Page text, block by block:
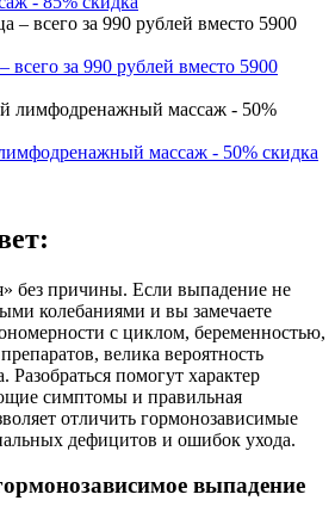
за 990 рублей вместо 5900
массаж - 50% скидка
без причины. Если выпадение не
колебаниями и вы замечаете
с циклом, беременностью,
велика вероятность
Разобраться помогут характер
симптомы и правильная
отличить гормонозависимые
дефицитов и ошибок ухода.
выпадение